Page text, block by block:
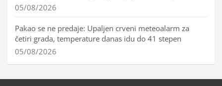
05/08/2026
Pakao se ne predaje: Upaljen crveni meteoalarm za
četiri grada, temperature danas idu do 41 stepen
05/08/2026